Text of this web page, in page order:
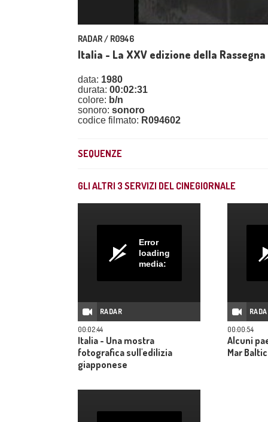
RADAR / R0946
Italia - La XXV edizione della
data: 1980
durata: 00:02:31
colore: b/n
sonoro: sonoro
codice filmato: R094602
SEQUENZE
GLI ALTRI 3 SERVIZI DEL CINEGIORNALE
Error
loading
media:
RADAR
00:02:44
Italia - Una mostra
fotografica sull'edilizia
giapponese
00:00:54
Alcuni
Mar